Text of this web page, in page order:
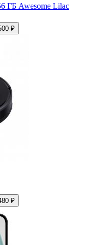
ГБ Awesome Lilac
₽
₽